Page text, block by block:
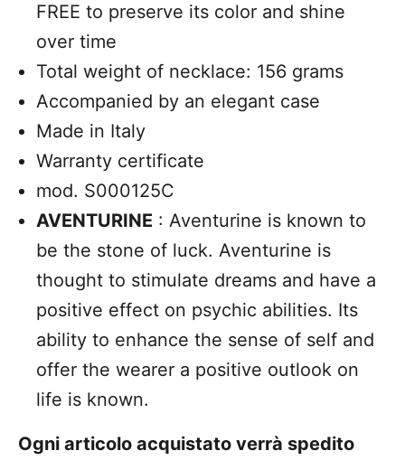
FREE to preserve its color and shine
over time
Total weight of necklace: 156 grams
Accompanied by an elegant case
Made in Italy
Warranty certificate
mod. S000125C
AVENTURINE : Aventurine is known to
be the stone of luck. Aventurine is
thought to stimulate dreams and have a
positive effect on psychic abilities. Its
ability to enhance the sense of self and
offer the wearer a positive outlook on
life is known.
Ogni articolo acquistato verrà spedito